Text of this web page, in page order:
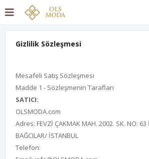
Gizlilik Sözleşmesi
Mesafeli Satış Sözleşmesi
Madde 1 - Sözleşmenin Tarafları
SATICI:
OLSMODA.com
Adres: FEVZİ ÇAKMAK MAH. 2002. SK. NO: 63
BAĞCILAR/ İSTANBUL
Telefon: